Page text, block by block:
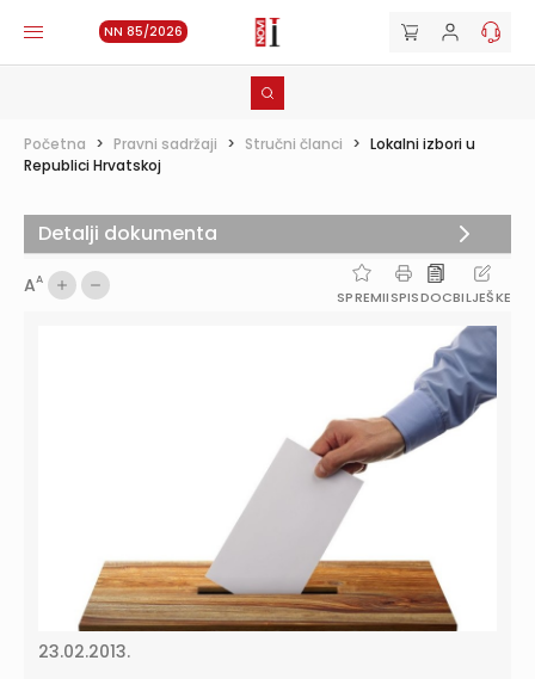
NN 85/2026
Početna > Pravni sadržaji > Stručni članci > Lokalni izbori u
Republici Hrvatskoj
AA
SPREMIISPISDOCBILJEŠKE
23.02.2013.
Detalji dokumenta